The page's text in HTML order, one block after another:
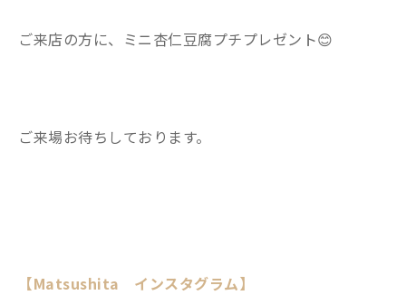
ご来店の方に、ミニ杏仁豆腐プチプレゼント😊
ご来場お待ちしております。
【Matsushita インスタグラム】